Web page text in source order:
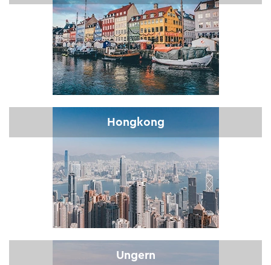
Hongkong
Ungern